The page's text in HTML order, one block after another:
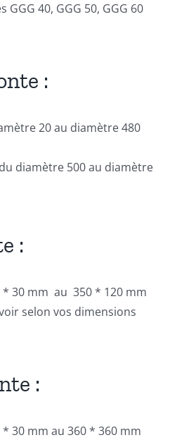
GGG 40, GGG 50, GGG 60
:
20 au diamètre 480
diamètre 500 au diamètre
:
* 30 mm au 350 * 120 mm
selon vos dimensions
:
* 30 mm au 360 * 360 mm